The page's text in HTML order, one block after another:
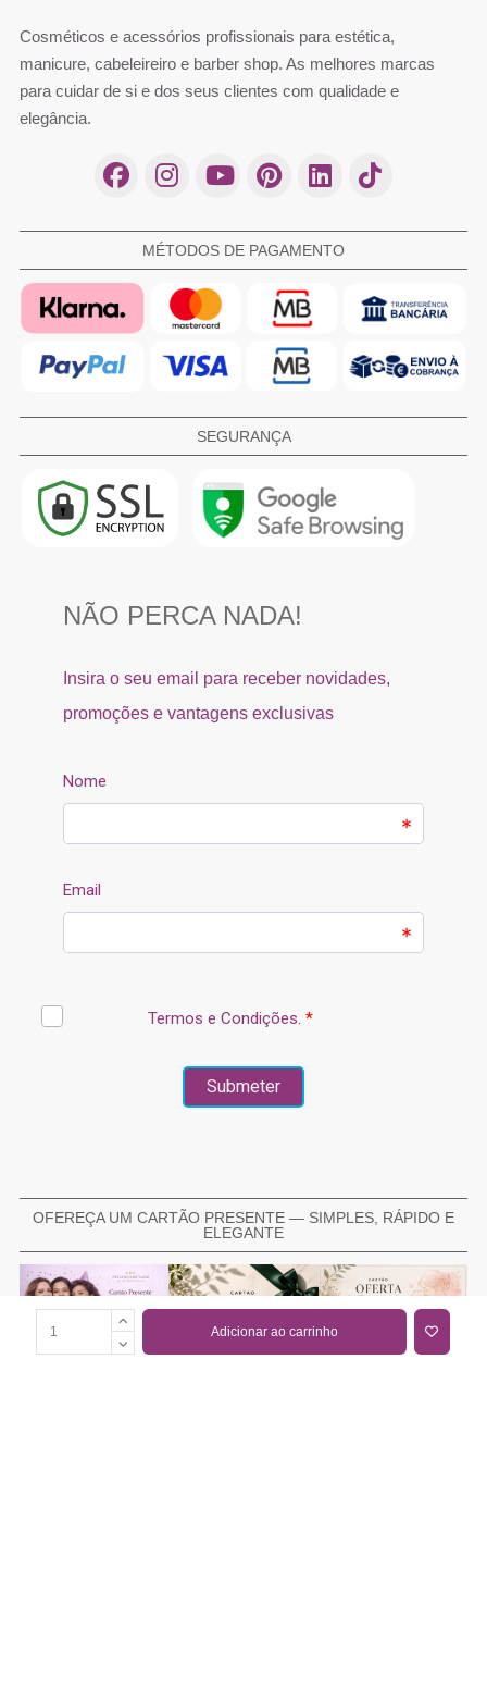
Adicionar ao carrinho
Cosméticos e acessórios profissionais para estética,
manicure, cabeleireiro e barber shop. As melhores marcas
para cuidar de si e dos seus clientes com qualidade e
elegância.
MÉTODOS DE PAGAMENTO
SEGURANÇA
OFEREÇA UM CARTÃO PRESENTE — SIMPLES, RÁPIDO E
ELEGANTE